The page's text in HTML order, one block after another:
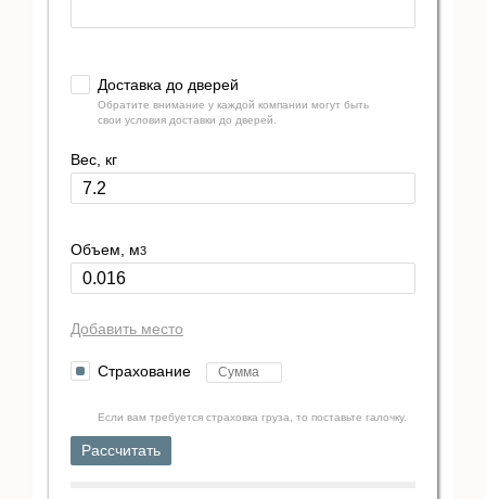
Доставка до дверей
Обратите внимание у каждой компании могут быть
свои условия доставки до дверей.
Вес, кг
Объем, м3
Добавить место
Страхование
Если вам требуется страховка груза, то поставьте галочку.
Рассчитать